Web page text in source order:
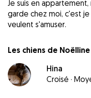
Je suis en
garde chez moi, c'est
veulent s'amuser.
Les chiens de Noëlline
Hina
Croisé ·